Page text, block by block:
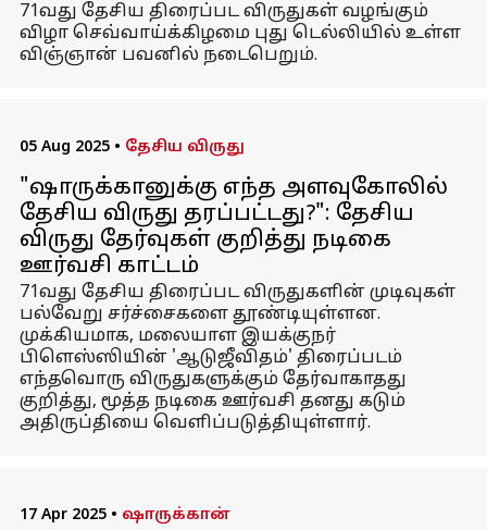
71வது தேசிய திரைப்பட விருதுகள் வழங்கும்
விழா செவ்வாய்க்கிழமை புது டெல்லியில் உள்ள
விஞ்ஞான் பவனில் நடைபெறும்.
05 Aug 2025 • தேசிய விருது
"ஷாருக்கானுக்கு எந்த அளவுகோலில்
தேசிய விருது தரப்பட்டது?": தேசிய
விருது தேர்வுகள் குறித்து நடிகை
ஊர்வசி காட்டம்
71வது தேசிய திரைப்பட விருதுகளின் முடிவுகள்
பல்வேறு சர்ச்சைகளை தூண்டியுள்ளன.
முக்கியமாக, மலையாள இயக்குநர்
பிளெஸ்ஸியின் 'ஆடுஜீவிதம்' திரைப்படம்
எந்தவொரு விருதுகளுக்கும் தேர்வாகாதது
குறித்து, மூத்த நடிகை ஊர்வசி தனது கடும்
அதிருப்தியை வெளிப்படுத்தியுள்ளார்.
17 Apr 2025 • ஷாருக்கான்